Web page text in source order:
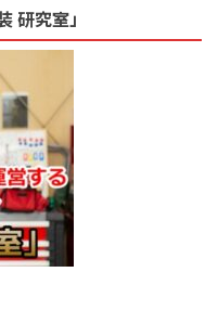
研究室」